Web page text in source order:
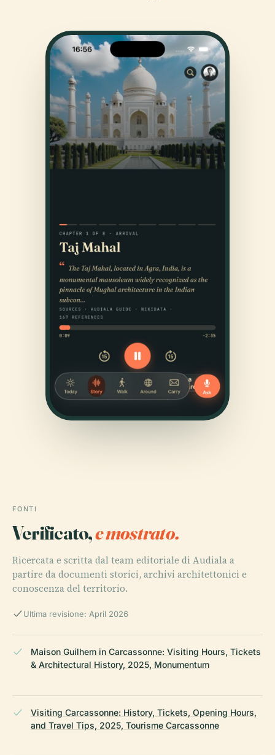
FONTI
Verificato,e mostrato.
Ricercata e scritta dal team editoriale di Audiala a
partire da documenti storici, archivi architettonici e
conoscenza del territorio.
Ultima revisione: April 2026
Maison Guilhem in Carcassonne: Visiting Hours, Tickets
& Architectural History, 2025, Monumentum
Visiting Carcassonne: History, Tickets, Opening Hours,
and Travel Tips, 2025, Tourisme Carcassonne